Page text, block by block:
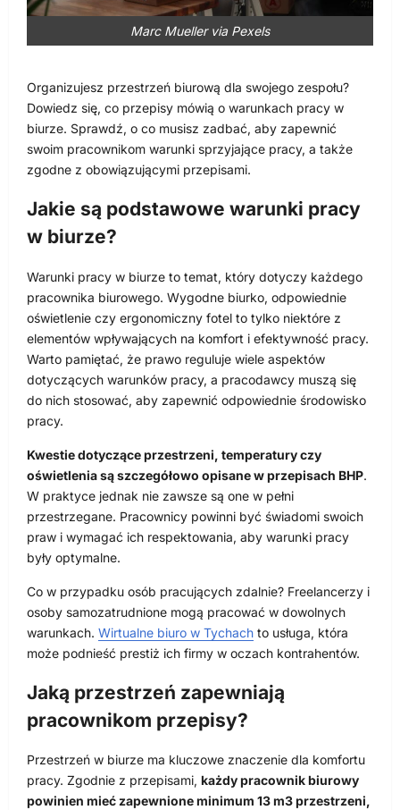
Marc Mueller via Pexels
Organizujesz przestrzeń biurową dla swojego zespołu?
Dowiedz się, co przepisy mówią o warunkach pracy w
biurze. Sprawdź, o co musisz zadbać, aby zapewnić
swoim pracownikom warunki sprzyjające pracy, a także
zgodne z obowiązującymi przepisami.
Jakie są podstawowe warunki pracy
w biurze?
Warunki pracy w biurze to temat, który dotyczy każdego
pracownika biurowego. Wygodne biurko, odpowiednie
oświetlenie czy ergonomiczny fotel to tylko niektóre z
elementów wpływających na komfort i efektywność pracy.
Warto pamiętać, że prawo reguluje wiele aspektów
dotyczących warunków pracy, a pracodawcy muszą się
do nich stosować, aby zapewnić odpowiednie środowisko
pracy.
Kwestie dotyczące przestrzeni, temperatury czy
oświetlenia są szczegółowo opisane w przepisach BHP.
W praktyce jednak nie zawsze są one w pełni
przestrzegane. Pracownicy powinni być świadomi swoich
praw i wymagać ich respektowania, aby warunki pracy
były optymalne.
Co w przypadku osób pracujących zdalnie? Freelancerzy i
osoby samozatrudnione mogą pracować w dowolnych
warunkach. Wirtualne biuro w Tychach to usługa, która
może podnieść prestiż ich firmy w oczach kontrahentów.
Jaką przestrzeń zapewniają
pracownikom przepisy?
Przestrzeń w biurze ma kluczowe znaczenie dla komfortu
pracy. Zgodnie z przepisami, każdy pracownik biurowy
powinien mieć zapewnione minimum 13 m3 przestrzeni,